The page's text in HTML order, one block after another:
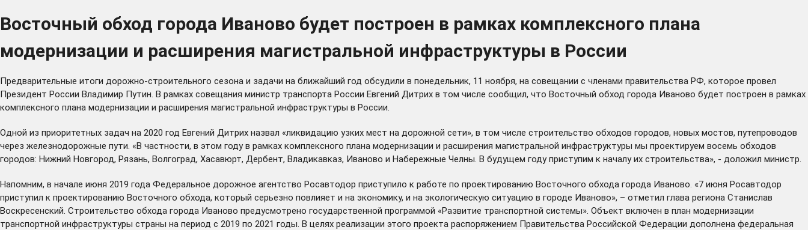
Восточный обход города Иваново будет построен в рамках комплексного плана
модернизации и расширения магистральной инфраструктуры в России
Предварительные итоги дорожно-строительного сезона и задачи на ближайший год обсудили в понедельник, 11 ноября, на совещании с членами правительства РФ, которое провел
Президент России Владимир Путин. В рамках совещания министр транспорта России Евгений Дитрих в том числе сообщил, что Восточный обход города Иваново будет построен в рамках
комплексного плана модернизации и расширения магистральной инфраструктуры в России.
Одной из приоритетных задач на 2020 год Евгений Дитрих назвал «ликвидацию узких мест на дорожной сети», в том числе строительство обходов городов, новых мостов, путепроводов
через железнодорожные пути. «В частности, в этом году в рамках комплексного плана модернизации и расширения магистральной инфраструктуры мы проектируем восемь обходов
городов: Нижний Новгород, Рязань, Волгоград, Хасавюрт, Дербент, Владикавказ, Иваново и Набережные Челны. В будущем году приступим к началу их строительства», - доложил министр.
Напомним, в начале июня 2019 года Федеральное дорожное агентство Росавтодор приступило к работе по проектированию Восточного обхода города Иваново. «7 июня Росавтодор
приступил к проектированию Восточного обхода, который серьезно повлияет и на экономику, и на экологическую ситуацию в городе Иваново», – отметил глава региона Станислав
Воскресенский. Строительство обхода города Иваново предусмотрено государственной программой «Развитие транспортной системы». Объект включен в план модернизации
транспортной инфраструктуры страны на период с 2019 по 2021 годы. В целях реализации этого проекта распоряжением Правительства Российской Федерации дополнена федеральная